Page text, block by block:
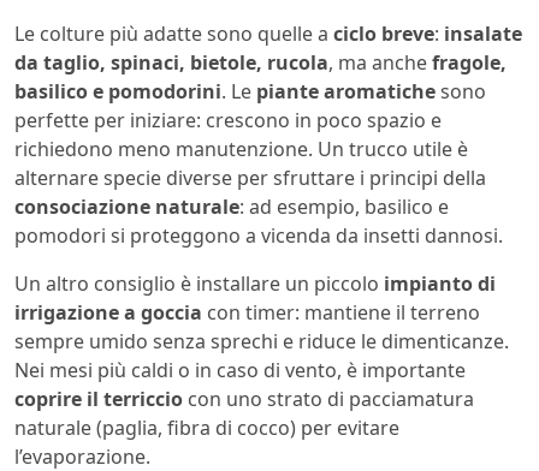
Le colture più adatte sono quelle a ciclo breve: insalate
da taglio, spinaci, bietole, rucola, ma anchefragole,
basilico e pomodorini. Le piante aromatichesono
perfette per iniziare: crescono in poco spazio e
richiedono meno manutenzione. Un trucco utile è
alternare specie diverse per sfruttare i principi della
consociazione naturale: ad esempio, basilico e
pomodori si proteggono a vicenda da insetti dannosi.
Un altro consiglio è installare un piccolo impianto di
irrigazione a goccia con timer: mantiene il terreno
sempre umido senza sprechi e riduce le dimenticanze.
Nei mesi più caldi o in caso di vento, è importante
coprire il terriccio con uno strato di pacciamatura
naturale (paglia, fibra di cocco) per evitare
l’evaporazione.